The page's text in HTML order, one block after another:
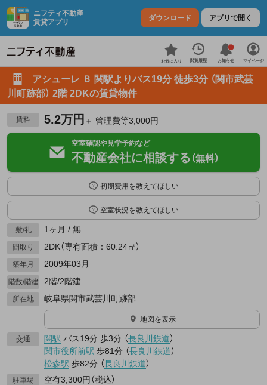
ニフティ不動産
賃貸アプリ
ダウンロード アプリで開く
お気に入り 閲覧履歴 お知らせ マイページ
アシューレ Ｂ 関駅よりバス19分 徒歩3分 （関市武芸
川町跡部） 2階 2DKの賃貸物件
賃料 5.2万円 ＋ 管理費等3,000円
空室確認や見学予約など
不動産会社に相談する （無料）
初期費用を教えてほしい
空室状況を教えてほしい
敷/礼 1ヶ月 / 無
間取り 2DK（専有面積：60.24㎡）
築年月 2009年03月
階数/階建 2階/2階建
所在地 岐阜県関市武芸川町跡部
地図を表示
交通 関駅 バス19分 歩3分 （長良川鉄道）
関市役所前駅 歩81分 （長良川鉄道）
松森駅 歩82分 （長良川鉄道）
駐車場 空有3,300円（税込）